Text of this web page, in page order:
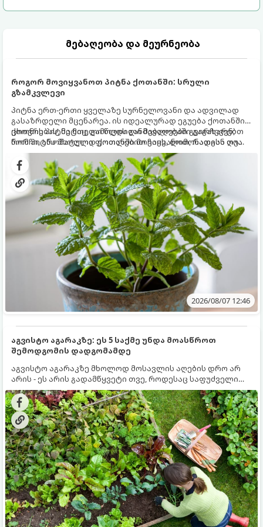
მებაღეობა და მეურნეობა
როგორ მოვიყვანოთ პიტნა ქოთანში: სრული
გზამკვლევი
პიტნა ერთ-ერთი ყველაზე სურნელოვანი და ადვილად
გასაზრდელი მცენარეა. ის იდეალურად ეგუება ქოთანში
ცხოვრებას, მეტიც, გამოცდილი მებაღეები გვირჩევენ,
რომ პიტნა მხოლოდ ქოთანში მოვიყვანოთ, რადგან ღია
გრუნტში (ბაღში) დარგვისას ის ფესვებით ძალიან
სწრაფად ვრცელდება და სხვა მცენარეებს ავიწროებს.
ქოთნის პიტნა მთელი წლის განმავლობაში გაგახარებთ
ნორჩი, არომატული ფოთლებით ჩაის, ლიმონათისა თუ
კერძებისთვის.
2026/08/07 12:46
აგვისტო აგარაკზე: ეს 5 საქმე უნდა მოასწროთ
შემოდგომის დადგომამდე
აგვისტო აგარაკზე მხოლოდ მოსავლის აღების დრო არ
არის - ეს არის გადამწყვეტი თვე, როდესაც საფუძველი
ეყრება მომავალი წლის მოსავალს და ბაღი მზადდება
შემოდგომა-ზამთრის სეზონისთვის. იმისათვის, რომ
ნიადაგმა ენერგია აღიდგინოს, ხოლო მცენარეებმა
ზამთარს გაუძლონ, აგვისტოს ბოლომდე 5
მნიშვნელოვანი საქმის გაკეთება უნდა მოასწროთ: